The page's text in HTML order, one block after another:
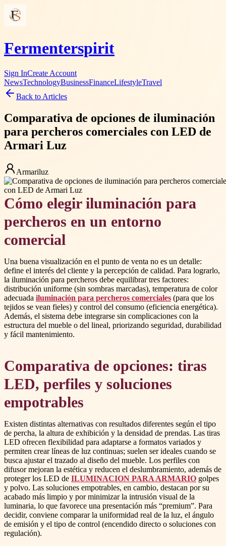
Fermenterspirit
Sign InCreate Account
NewsTechnologyBusinessFinanceLifestyleTravel
Back to Articles
Comparativa de opciones de iluminación
para percheros comerciales con LED de
Armari Luz
Armariluz
Cómo elegir iluminación para
percheros en un entorno
comercial
Una buena visualización en el punto de venta no es un detalle:
define el interés del cliente y la percepción de calidad. Para lograrlo,
la iluminación para percheros debe equilibrar tres factores:
distribución uniforme (sin sombras marcadas), temperatura de color
adecuada iluminación para percheros comerciales (para que los
tejidos se vean fieles) y control del consumo (eficiencia energética).
Además, el sistema debe integrarse sin complicaciones con la
estructura del mueble o del lineal, priorizando seguridad, durabilidad
y fácil mantenimiento.
Comparativa de opciones: tiras
LED, perfiles y soluciones
empotrables
Existen distintas alternativas con resultados diferentes según el tipo
de percha, la altura de exhibición y la densidad de prendas. Las tiras
LED ofrecen flexibilidad para adaptarse a formatos variados y
permiten crear líneas de luz continuas; suelen ser ideales cuando se
busca ajustar el trazado al diseño del mueble. Los perfiles con
difusor mejoran la estética y reducen el deslumbramiento, además de
proteger los LED de ILUMINACION PARA ARMARIO golpes
y polvo. Las soluciones empotrables, en cambio, destacan por su
acabado más limpio y por minimizar la intrusión visual de la
luminaria, lo que favorece una presentación más “premium”. Para
decidir, conviene comparar la uniformidad real de la luz, el ángulo
de emisión y el tipo de control (encendido directo o soluciones con
regulación).